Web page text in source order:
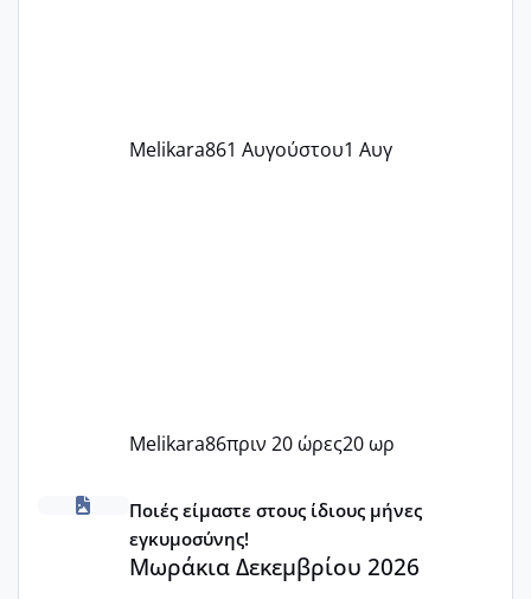
Melikara861 Αυγούστου1 Αυγ
Melikara86πριν 20 ώρες20 ωρ
Μωράκια Δεκεμβρίου 2026
Ποιές είμαστε στους ίδιους μήνες
εγκυμοσύνης!
Μωράκια Δεκεμβρίου 2026